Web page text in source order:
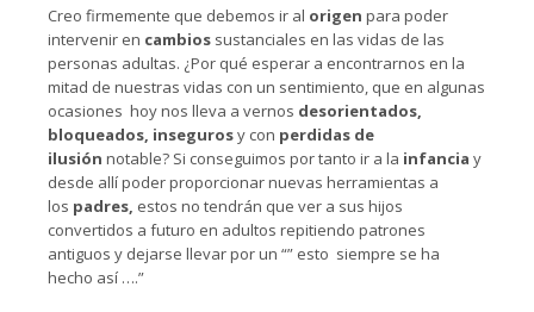
Creo firmemente que debemos ir al origen para poder
intervenir en cambios sustanciales en las vidas de las
personas adultas. ¿Por qué esperar a encontrarnos en la
mitad de nuestras vidas con un sentimiento, que en algunas
ocasiones hoy nos lleva a vernos desorientados,
bloqueados, insegurosy con perdidas de
ilusión notable? Si conseguimos por tanto ir a la infancia y
desde allí poder proporcionar nuevas herramientas a
los padres, estos no tendrán que ver a sus hijos
convertidos a futuro en adultos repitiendo patrones
antiguos y dejarse llevar por un “” esto siempre se ha
hecho así ….”